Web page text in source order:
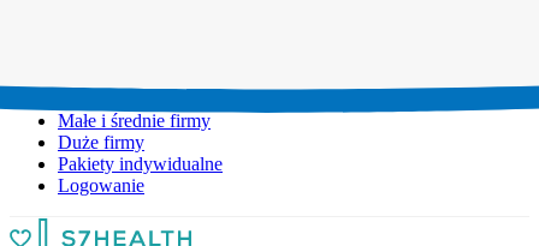
Małe i średnie firmy
Duże firmy
Pakiety indywidualne
Logowanie